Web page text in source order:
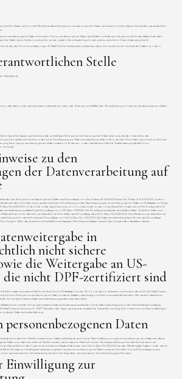
Daten sehr ernst. Wir behandeln Ihre personenbezogenen Daten vertraulich und entsprechend den gesetzlichen
Daten erhoben. Personenbezogene Daten sind Daten, mit denen Sie persönlich identifiziert werden
Daten wir erheben und wofür wir sie nutzen. Sie erläutert auch, wie und zu welchem Zweck das geschieht.
(z. B. bei der Kommunikation per E-Mail) Sicherheitslücken aufweisen kann. Ein lückenloser Schutz der Daten vor dem
Stelle
Website ist:
die allein oder gemeinsam mit anderen über die Zwecke und Mittel der Verarbeitung von personenbezogenen Daten
Speicherdauer genannt wurde, verbleiben Ihre personenbezogenen Daten bei uns, bis der Zweck für die
geltend machen oder eine Einwilligung zur Datenverarbeitung widerrufen, werden Ihre Daten gelöscht, sofern wir
Ihrer personenbezogenen Daten haben (z. B. steuer- oder handelsrechtliche Aufbewahrungsfristen); im
Gründe.
zu den
der Datenverarbeitung auf
wir Ihre personenbezogenen Daten auf Grundlage von Art. 6 Abs. 1 lit. a DSGVO bzw. Art. 9 Abs. 2 lit. a DSGVO, sofern
werden. Im Falle einer ausdrücklichen Einwilligung in die Übertragung personenbezogener Daten in Drittstaaten erfolgt
Abs. 1 lit. a DSGVO. Sofern Sie in die Speicherung von Cookies oder in den Zugriff auf Informationen in Ihr Endgerät (z. B.
zusätzlich auf Grundlage von § 25 Abs. 1 TDDDG. Die Einwilligung ist jederzeit widerrufbar. Sind Ihre Daten zur
erforderlich, verarbeiten wir Ihre Daten auf Grundlage des Art. 6 Abs. 1 lit. b DSGVO. Des Weiteren verarbeiten wir
erforderlich sind auf Grundlage von Art. 6 Abs. 1 lit. c DSGVO. Die Datenverarbeitung kann ferner auf Grundlage
erfolgen. Über die jeweils im Einzelfall einschlägigen Rechtsgrundlagen wird in den folgenden Absätzen dieser
in
nicht sichere
die Weitergabe an US-
die nicht DPF-zertifiziert sind
in datenschutzrechtlich nicht sicheren Drittstaaten sowie US-Tools, deren Anbieter nicht nach dem EU-US-Data Privacy
können Ihre personenbezogene Daten in diese Staaten übertragen und dort verarbeitet werden. Wir weisen darauf hin,
EU vergleichbares Datenschutzniveau garantiert werden kann.
ein mit der EU vergleichbares Datenschutzniveau aufweisen. Eine Datenübertragung in die USA ist danach zulässig,
Data Privacy Framework“ (DPF) besitzt oder über geeignete zusätzliche Garantien verfügt. Informationen zu Übermittlungen
in dieser Datenschutzerklärung.
personenbezogenen Daten
externen Stellen zusammen. Dabei ist teilweise auch eine Übermittlung von personenbezogenen Daten an diese
Daten nur dann an externe Stellen weiter, wenn dies im Rahmen einer Vertragserfüllung erforderlich ist, wenn wir
an Steuerbehörden), wenn wir ein berechtigtes Interesse nach Art. 6 Abs. 1 lit. f DSGVO an der Weitergabe haben oder wenn
Beim Einsatz von Auftragsverarbeitern geben wir personenbezogene Daten unserer Kunden nur auf Grundlage eines
einer gemeinsamen Verarbeitung wird ein Vertrag über gemeinsame Verarbeitung geschlossen.
Einwilligung zur